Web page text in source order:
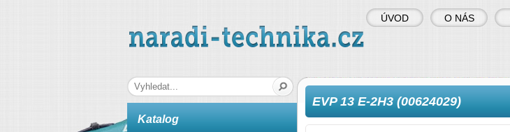
naradi-technika.cz
EVP 13 E-2H3 (00624029)
Katalog
ÚVOD O NÁS
Hledaná fráze